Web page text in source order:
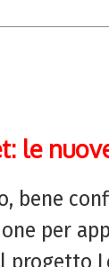
le
bene
per